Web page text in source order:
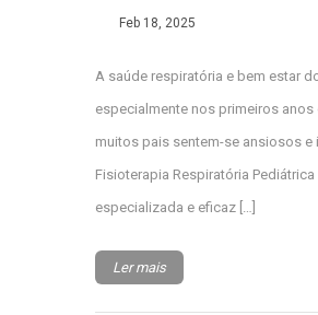
Feb 18, 2025
A saúde respiratória e bem estar
especialmente nos primeiros
muitos pais sentem-se ansiosos e
Fisioterapia Respiratória
especializada e eficaz […]
Ler mais